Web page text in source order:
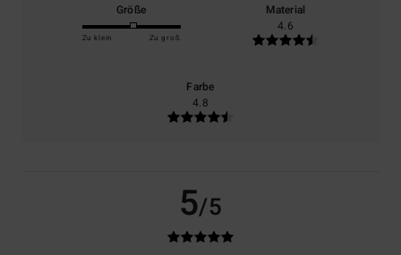
Größe
Zu klein Zu groß
Material
4.6
Farbe
4.8
5/5